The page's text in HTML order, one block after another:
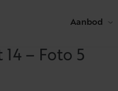
Aanbod
– Foto 5